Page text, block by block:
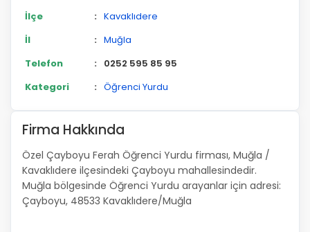
İlçe
: Kavaklıdere
İl
: Muğla
Telefon
:
0252 595 85 95
Kategori
: Öğrenci Yurdu
Firma Hakkında
Özel Çayboyu Ferah Öğrenci Yurdu firması, Muğla /
Kavaklıdere ilçesindeki Çayboyu mahallesindedir.
Muğla bölgesinde Öğrenci Yurdu arayanlar için adresi:
Çayboyu, 48533 Kavaklıdere/Muğla